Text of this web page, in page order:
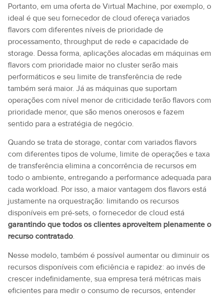
Portanto, em uma oferta de Virtual Machine, por exemplo, o
ideal é que seu fornecedor de cloud ofereça variados
flavors com diferentes níveis de prioridade de
processamento, throughput de rede e capacidade de
storage. Dessa forma, aplicações alocadas em máquinas em
flavors com prioridade maior no cluster serão mais
performáticos e seu limite de transferência de rede
também será maior. Já as máquinas que suportam
operações com nível menor de criticidade terão flavors com
prioridade menor, que são menos onerosos e fazem
sentido para a estratégia de negócio.
Quando se trata de storage, contar com variados flavors
com diferentes tipos de volume, limite de operações e taxa
de transferência elimina a concorrência de recursos em
todo o ambiente, entregando a performance adequada para
cada workload. Por isso, a maior vantagem dos flavors está
justamente na orquestração: limitando os recursos
disponíveis em pré-sets, o fornecedor de cloud está
garantindo que todos os clientes aproveitem plenamente o
recurso contratado.
Nesse modelo, também é possível aumentar ou diminuir os
recursos disponíveis com eficiência e rapidez: ao invés de
crescer indefinidamente, sua empresa terá métricas mais
eficientes para medir o consumo de recursos, entender